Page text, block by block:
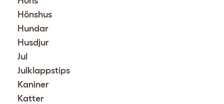
Hönshus
Hundar
Husdjur
Jul
Julklappstips
Kaniner
Katter